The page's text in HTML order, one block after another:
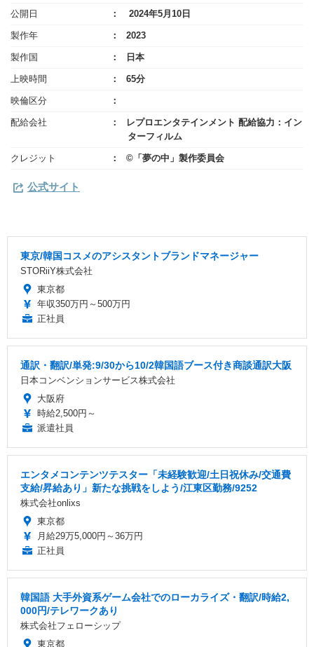
公開日 2024年5月10日
製作年 2023
製作国 日本
上映時間 65分
映倫区分
配給会社
レプロエンタテインメント 配給協力：イン
ターフィルム
クレジット ©「夢の中」製作委員会
公式サイト
東京/韓国コスメのアシスタントブランドマネージャー
STORiiY株式会社
東京都
年収350万円～500万円
正社員
通訳・翻訳/単発:9/30から10/2韓国語ブース付き商談通訳大阪
日本コンベンションサービス株式会社
大阪府
時給2,500円～
派遣社員
エンタメコンテンツテスター「未経験歓迎/土日祝休み/交通費
支給/昇給あり」新たな挑戦をしよう/江東区勤務/9252
株式会社onlixs
東京都
月給29万5,000円～36万円
正社員
韓国語 大手外資系ゲーム会社でのローカライズ・翻訳/時給2,
000円/テレワークあり
株式会社フェローシップ
東京都